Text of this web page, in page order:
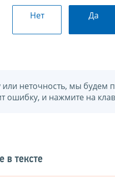
Нет Да
или неточность, мы
ошибку, и нажмите на
в тексте